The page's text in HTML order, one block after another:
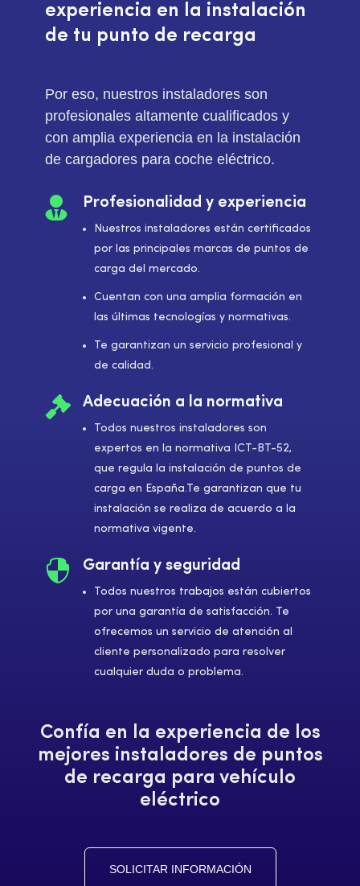
experiencia en la instalación
de tu punto de recarga
Por eso, nuestros instaladores son
profesionales altamente cualificados y
con amplia experiencia en la instalación
de cargadores para coche eléctrico.
 Profesionalidad y experiencia
Nuestros instaladores están certificados
por las principales marcas de puntos de
carga del mercado.
Cuentan con una amplia formación en
las últimas tecnologías y normativas.
Te garantizan un servicio profesional y
de calidad.
 Adecuación a la normativa
Todos nuestros instaladores son
expertos en la normativa ICT-BT-52,
que regula la instalación de puntos de
carga en España.Te garantizan que tu
instalación se realiza de acuerdo a la
normativa vigente.
 Garantía y seguridad
Todos nuestros trabajos están cubiertos
por una garantía de satisfacción. Te
ofrecemos un servicio de atención al
cliente personalizado para resolver
cualquier duda o problema.
Confía en la experiencia de los
mejores instaladores de puntos
de recarga para vehículo
eléctrico
SOLICITAR INFORMACIÓN